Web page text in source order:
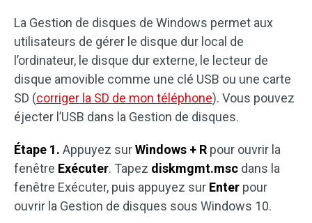
La Gestion de disques de Windows permet aux
utilisateurs de gérer le disque dur local de
l’ordinateur, le disque dur externe, le lecteur de
disque amovible comme une clé USB ou une carte
SD (corriger la SD de mon téléphone). Vous pouvez
éjecter l’USB dans la Gestion de disques.
Étape 1. Appuyez surWindows + R pour ouvrir la
fenêtre Exécuter. Tapez diskmgmt.msc dans la
fenêtre Exécuter, puis appuyez sur Enter pour
ouvrir la Gestion de disques sous Windows 10.